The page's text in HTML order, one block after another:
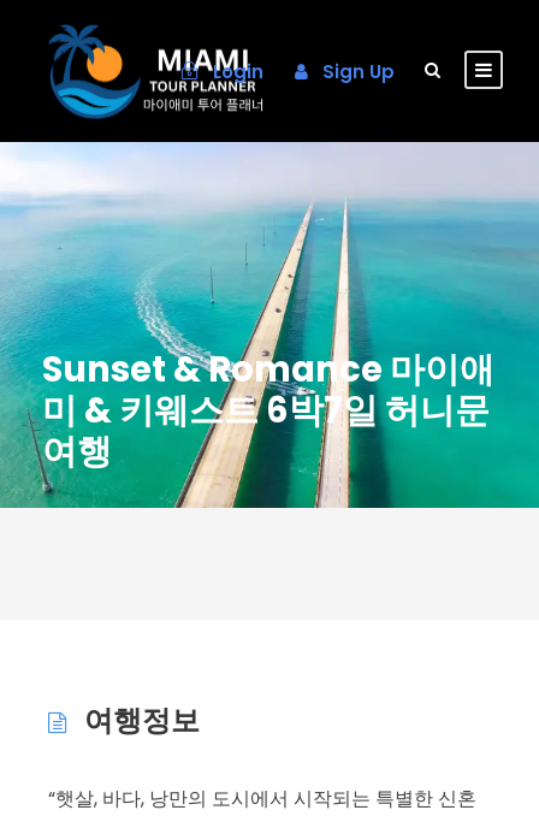
Login Sign Up
Sunset & Romance 마이애
미 & 키웨스트 6박7일 허니문
여행
여행정보
“햇살, 바다, 낭만의 도시에서 시작되는 특별한 신혼